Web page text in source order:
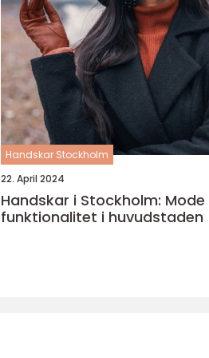
Handskar Stockholm
22. April 2024
Handskar i Stockholm:
funktionalitet i huvudstaden